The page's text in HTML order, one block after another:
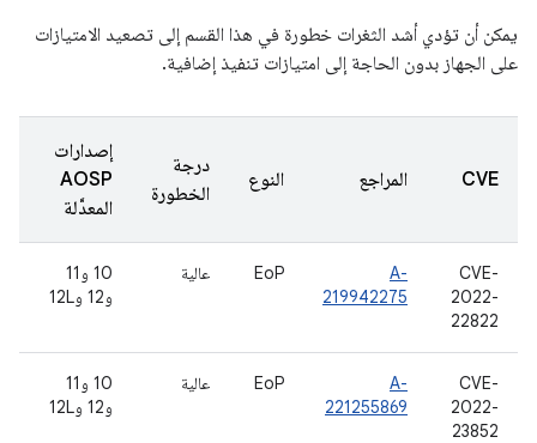
يمكن أن تؤدي أشد الثغرات خطورة في هذا القسم إلى تصعيد الامتيازات
على الجهاز بدون الحاجة إلى امتيازات تنفيذ إضافية.
CVE المراجع النوع
درجة
الخطورة
إصدارات
AOSP
المعدَّلة
CVE-
2022-
22822
A-
219942275
EoP عالية
10 و11
و12 و12L
CVE-
2022-
23852
A-
221255869
EoP عالية
10 و11
و12 و12L